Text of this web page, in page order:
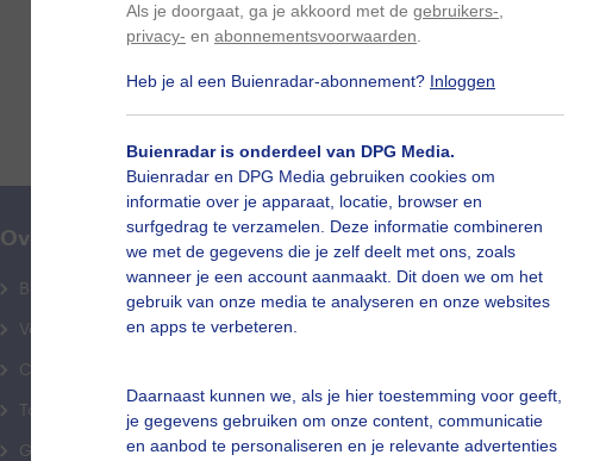
Als je doorgaat, ga je akkoord met de gebruikers-
privacy- en abonnementsvoorwaarden
Heb je al een Buienradar-abonnement? Inloggen
Buienradar is onderdeel van DPG Media.
Buienradar en DPG Media gebruiken cookies om
informatie over je apparaat, locatie, browser en
surfgedrag te verzamelen. Deze informatie combineren
we met de gegevens die je zelf deelt met ons, zoals
wanneer je een account aanmaakt. Dit doen we om het
gebruik van onze media te analyseren en onze websites
en apps te verbeteren.
Daarnaast kunnen we, als je hier toestemming voor geeft,
je gegevens gebruiken om onze content, communicatie
en aanbod te personaliseren en je relevante advertenties
Over Buienradar
Bedrijfsgegevens
Veelgestelde vragen
Contact
Toegankelijkheid
Gebruikersvoorwaarden
Mijn weer
Gebruik je Safari en wil je niet elke dag deze pop-up
Klikhierom dit aan te passen